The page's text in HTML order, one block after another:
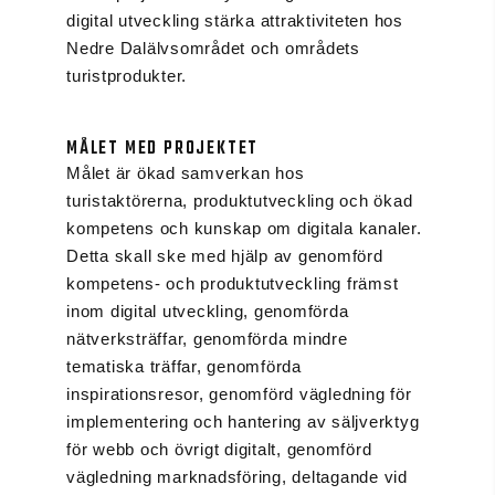
digital utveckling stärka attraktiviteten hos
Nedre Dalälvsområdet och områdets
turistprodukter.
MÅLET MED PROJEKTET
Målet är ökad samverkan hos
turistaktörerna, produktutveckling och ökad
kompetens och kunskap om digitala kanaler.
Detta skall ske med hjälp av genomförd
kompetens- och produktutveckling främst
inom digital utveckling, genomförda
nätverksträffar, genomförda mindre
tematiska träffar, genomförda
inspirationsresor, genomförd vägledning för
implementering och hantering av säljverktyg
för webb och övrigt digitalt, genomförd
vägledning marknadsföring, deltagande vid